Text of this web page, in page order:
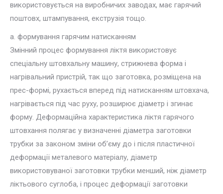
використовується на виробничих заводах, має гарячий
поштовх, штампування, екструзія тощо.
a. формування гарячим натисканням
Змінний процес формування ліктя використовує
спеціальну штовхальну машину, стрижнева форма і
нагрівальний пристрій, так що заготовка, розміщена на
прес-формі, рухається вперед під натисканням штовхача,
нагрівається під час руху, розширює діаметр і згинає
форму. Деформаційна характеристика ліктя гарячого
штовхання полягає у визначенні діаметра заготовки
трубки за законом зміни об’єму до і після пластичної
деформації металевого матеріалу, діаметр
використовуваної заготовки трубки менший, ніж діаметр
ліктьового суглоба, і процес деформації заготовки